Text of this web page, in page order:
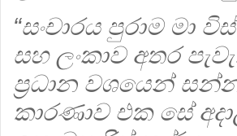
“සංචාරය පුරාම මා
සහ ලංකාව අතර
ප්‍රධාන වශයෙන්
කාරණාව එක සේ